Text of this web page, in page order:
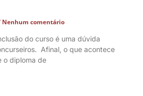
Nenhum comentário
do curso é uma dúvida
Afinal, o que acontece
o diploma de